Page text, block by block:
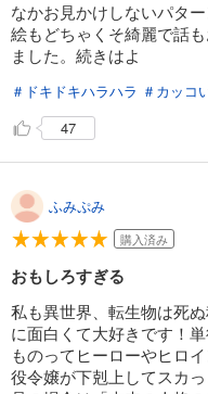
なかお見かけしないパター
絵もどちゃくそ綺麗で話
ました。続きはよ
＃ドキドキハラハラ ＃カッコ
47
ふみぷみ
購入済み
おもしろすぎる
私も異世界、転生物は死
に面白くて大好きです！
ものってヒーローやヒロ
役令嬢が下剋上してスカ